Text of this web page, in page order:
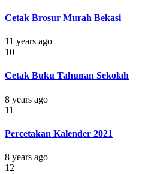
Cetak Brosur Murah Bekasi
11 years ago
10
Cetak Buku Tahunan Sekolah
8 years ago
11
Percetakan Kalender 2021
8 years ago
12